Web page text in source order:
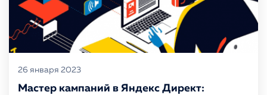
26 января 2023
Мастер кампаний в Яндекс Директ: